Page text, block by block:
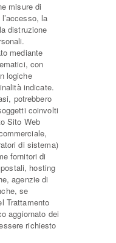
misure di
la
distruzione
mediante
con
logiche
indicate.
potrebbero
coinvolti
Sito Web
di sistema)
fornitori di
hosting
agenzie di
se
Trattamento
aggiornato dei
richiesto